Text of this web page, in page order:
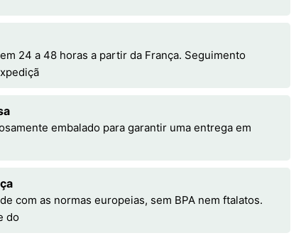
24 a 48 horas a partir da França. Seguimento
embalado para garantir uma entrega em
com as normas europeias, sem BPA nem ftalatos.
do